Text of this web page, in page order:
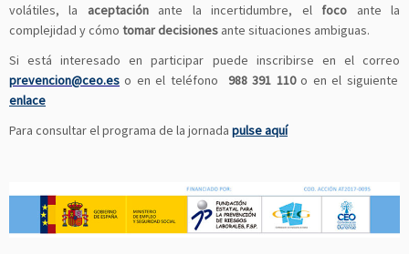
volátiles, la aceptaciónante la incertidumbre, el foco ante la
complejidad y cómo tomar decisiones ante situaciones ambiguas.
Si está interesado en participar puede inscribirse en el correo
prevencion@ceo.es o en el teléfono 988 391 110o en el siguiente
enlace
Para consultar el programa de la jornada pulse aquí